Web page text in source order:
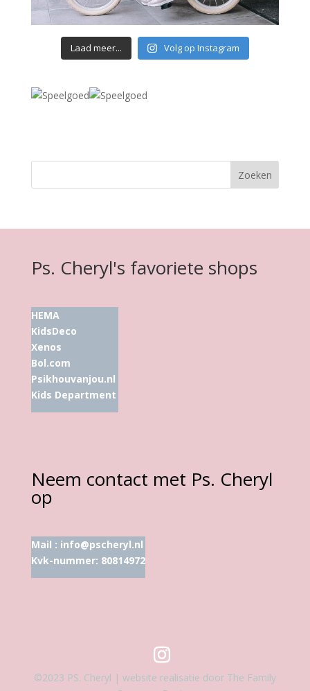
Laad meer... Volg op Instagram
Ps. Cheryl's favoriete shops
HEMA
KidsDeco
Xenos
Bol.com
Psikhouvanjou.nl
Kids Department
Neem contact met Ps. Cheryl
op
Mail : info@pscheryl.nl
Kvk-nummer: 80814972
©2023 PS. Cheryl | website realisatie door The Family